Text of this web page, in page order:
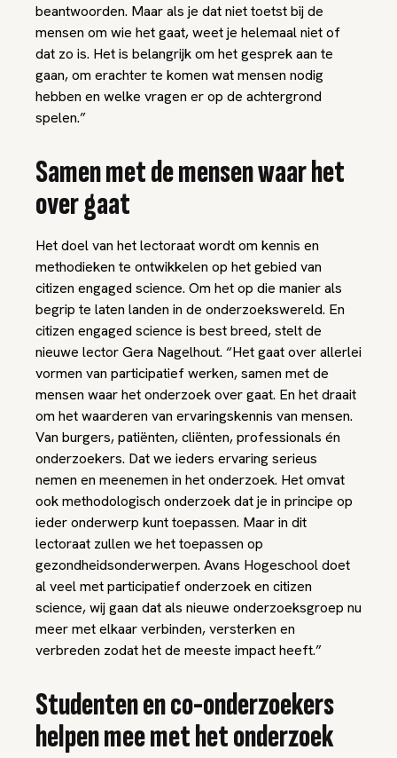
beantwoorden. Maar als je dat niet toetst bij de
mensen om wie het gaat, weet je helemaal niet of
dat zo is. Het is belangrijk om het gesprek aan te
gaan, om erachter te komen wat mensen nodig
hebben en welke vragen er op de achtergrond
spelen.”
Samen met de mensen waar het
over gaat
Het doel van het lectoraat wordt om kennis en
methodieken te ontwikkelen op het gebied van
citizen engaged science. Om het op die manier als
begrip te laten landen in de onderzoekswereld. En
citizen engaged science is best breed, stelt de
nieuwe lector Gera Nagelhout. “Het gaat over allerlei
vormen van participatief werken, samen met de
mensen waar het onderzoek over gaat. En het draait
om het waarderen van ervaringskennis van mensen.
Van burgers, patiënten, cliënten, professionals én
onderzoekers. Dat we ieders ervaring serieus
nemen en meenemen in het onderzoek. Het omvat
ook methodologisch onderzoek dat je in principe op
ieder onderwerp kunt toepassen. Maar in dit
lectoraat zullen we het toepassen op
gezondheidsonderwerpen. Avans Hogeschool doet
al veel met participatief onderzoek en citizen
science, wij gaan dat als nieuwe onderzoeksgroep nu
meer met elkaar verbinden, versterken en
verbreden zodat het de meeste impact heeft.”
Studenten en co-onderzoekers
helpen mee met het onderzoek